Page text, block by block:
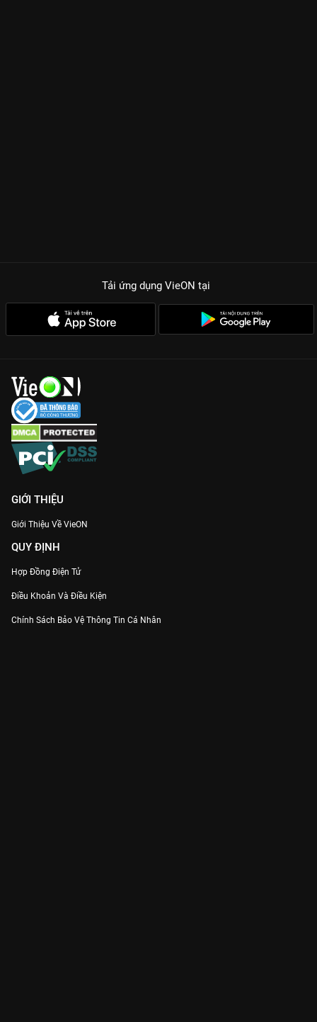
Tải ứng dụng VieON tại
GIỚI THIỆU
Giới Thiệu Về VieON
QUY ĐỊNH
Hợp Đồng Điện Tử
Điều Khoản Và Điều Kiện
Chính Sách Bảo Vệ Thông Tin Cá Nhân